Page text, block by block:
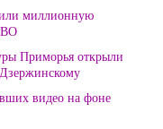
миллионную
Приморья открыли
видео на фоне